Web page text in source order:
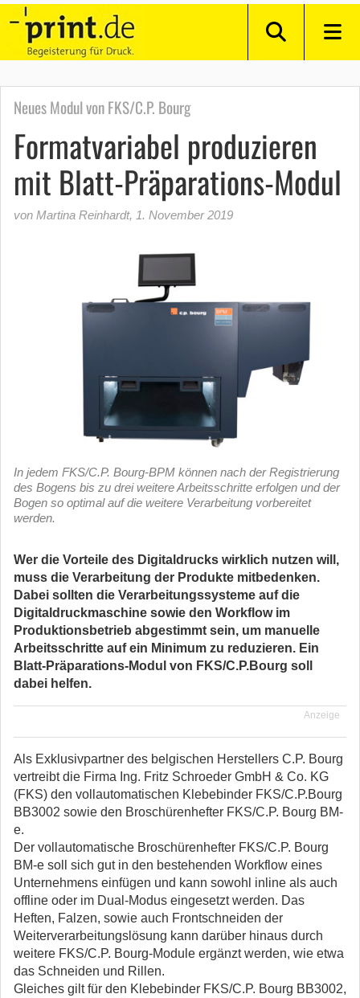
Neues Modul von FKS/C.P. Bourg
Formatvariabel produzieren
mit Blatt-Präparations-Modul
von Martina Reinhardt, 1. November 2019
In jedem FKS/C.P. Bourg-BPM können nach der Registrierung
des Bogens bis zu drei weitere Arbeitsschritte erfolgen und der
Bogen so optimal auf die weitere Verarbeitung vorbereitet
werden.
Wer die Vorteile des Digitaldrucks wirklich nutzen will,
muss die Verarbeitung der Produkte mitbedenken.
Dabei sollten die Verarbeitungssysteme auf die
Digitaldruckmaschine sowie den Workflow im
Produktionsbetrieb abgestimmt sein, um manuelle
Arbeitsschritte auf ein Minimum zu reduzieren. Ein
Blatt-Präparations-Modul von FKS/C.P.Bourg soll
dabei helfen.
Anzeige
Als Exklusivpartner des belgischen Herstellers C.P. Bourg
vertreibt die Firma Ing. Fritz Schroeder GmbH & Co. KG
(FKS) den vollautomatischen Klebebinder FKS/C.P.Bourg
BB3002 sowie den Broschürenhefter FKS/C.P. Bourg BM-
e.
Der vollautomatische Broschürenhefter FKS/C.P. Bourg
BM-e soll sich gut in den bestehenden Workflow eines
Unternehmens einfügen und kann sowohl inline als auch
offline oder im Dual-Modus eingesetzt werden. Das
Heften, Falzen, sowie auch Frontschneiden der
Weiterverarbeitungslösung kann darüber hinaus durch
weitere FKS/C.P. Bourg-Module ergänzt werden, wie etwa
das Schneiden und Rillen.
Gleiches gilt für den Klebebinder FKS/C.P. Bourg BB3002,